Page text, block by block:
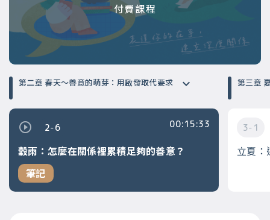
付費課程
第二章 春天～善意的萌芽：用啟發取代要求
2-6
穀雨：怎麼在關係裡累積足夠的善意？
筆記
00:15:33 3-1
立夏：